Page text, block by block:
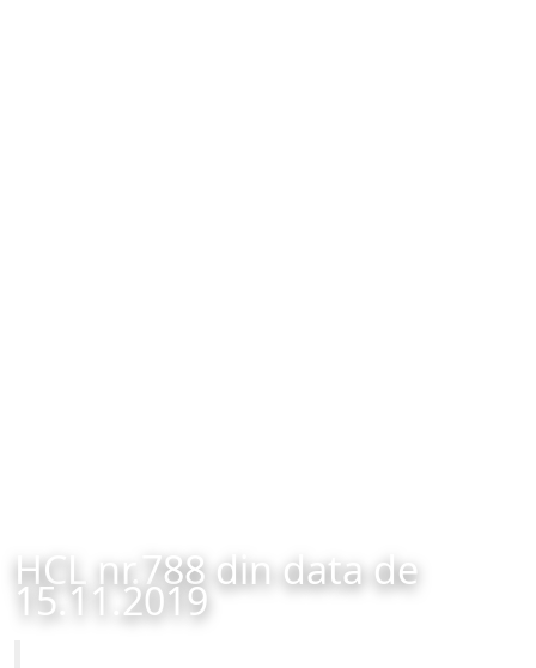
HCL nr.788 din data de
15.11.2019